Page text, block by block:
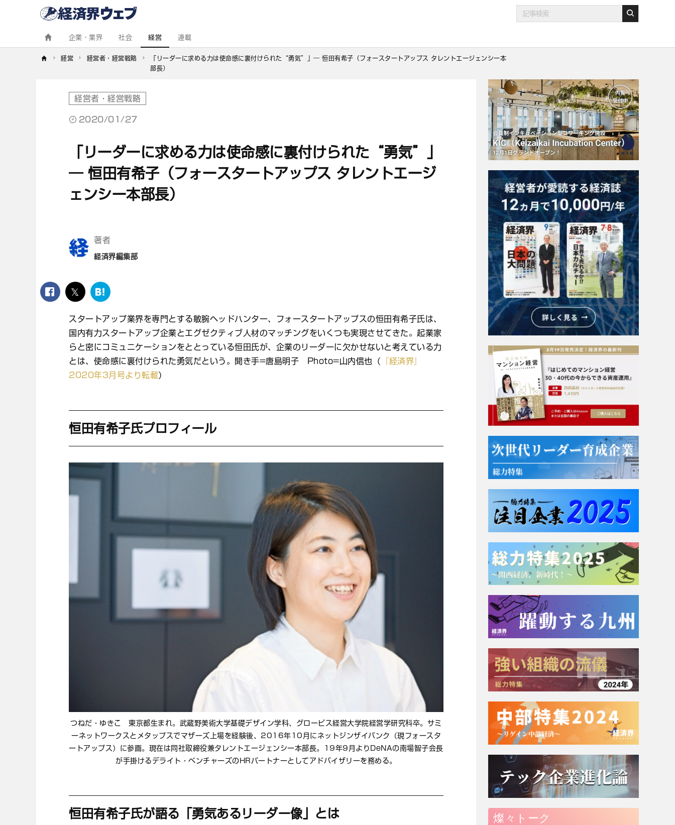
企業・業界 社会 経営 連載
経営 経営者・経営戦略
「リーダーに求める力は使命感に裏付けられた“勇気”」― 恒田有希子（フォースタートアップス タレントエージェンシー本
部長）
経営者・経営戦略
2020/01/27
「リーダーに求める力は使命感に裏付けられた“勇気”」
― 恒田有希子（フォースタートアップス タレントエージ
ェンシー本部長）
著者
経済界編集部
facebook
twitter
は
な
ッ
ク
マ
ー
ク
スタートアップ業界を専門とする敏腕ヘッドハンター、フォースタートアップスの恒田有希子氏は、
国内有力スタートアップ企業とエグゼクティブ人材のマッチングをいくつも実現させてきた。起業家
らと密にコミュニケーションをととっている恒田氏が、企業のリーダーに欠かせないと考えている力
とは、使命感に裏付けられた勇気だという。聞き手=唐島明子 Photo=山内信也（
『経済界』
2020年3月号より転載）
恒田有希子氏プロフィール
つねだ・ゆきこ 東京都生まれ。武蔵野美術大学基礎デザイン学科、グロービス経営大学院経営学研究科卒。サミ
ーネットワークスとメタップスでマザーズ上場を経験後、2016年10月にネットジンザイバンク（現フォースタ
ートアップス）に参画。現在は同社取締役兼タレントエージェンシー本部長。19年9月よりDeNAの南場智子会長
が手掛けるデライト・ベンチャーズのHRパートナーとしてアドバイザリーを務める。
恒田有希子氏が語る「勇気あるリーダー像」とは 燦々トーク